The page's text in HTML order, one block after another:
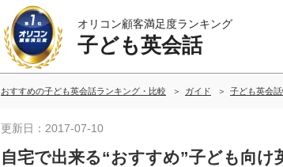
オリコン顧客満足度ランキング
子ども英会話
おすすめの子ども英会話ランキング・比較 ガイド 子ども英会
更新日：2017-07-10
自宅で出来る“おすすめ”子ども向け